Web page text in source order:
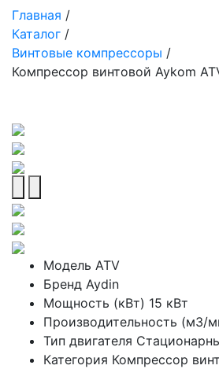
Главная /
Каталог /
Винтовые компрессоры /
Компрессор винтовой Aykom
Модель ATV
Бренд Aydin
Мощность (кВт) 15 кВт
Производительность (м3/
Тип двигателя
Категория Компрессор